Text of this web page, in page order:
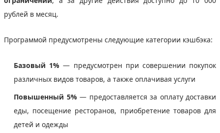
рублей в месяц.
Программой предусмотрены следующие категории кэшбэка:
Базовый 1% — предусмотрен при совершении покупок
различных видов товаров, а также оплачивая услуги
Повышенный 5%— предоставляется за оплату доставки
еды, посещение ресторанов, приобретение товаров для
детей и одежды